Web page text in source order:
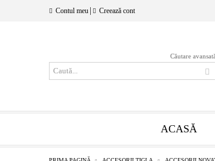
Contul meu Creează cont
Căutare avansată
ACASĂ